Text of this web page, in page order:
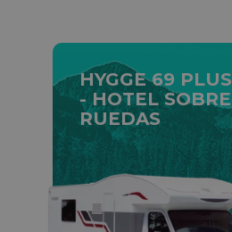
HYGGE 69 PLUS
- HOTEL SOBRE
RUEDAS